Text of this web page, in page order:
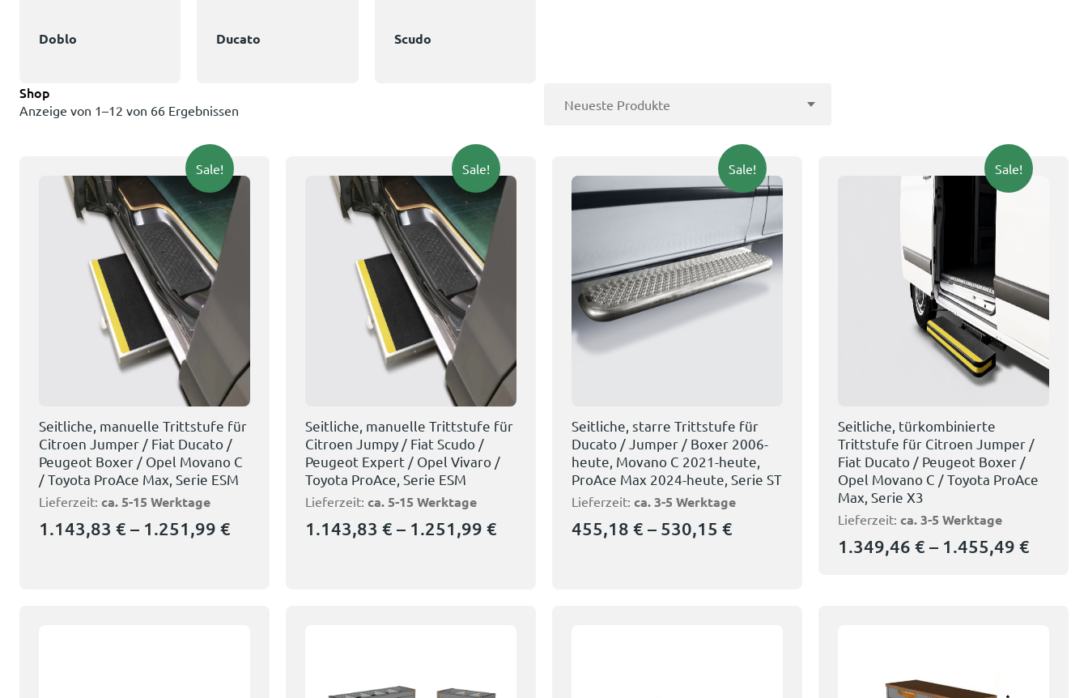
Doblo Ducato Scudo
Shop
Anzeige von 1–12 von 66 Ergebnissen
Sale!
Seitliche, manuelle Trittstufe für
Citroen Jumper / Fiat Ducato /
Peugeot Boxer / Opel Movano C
/ Toyota ProAce Max, Serie ESM
Lieferzeit: ca. 5-15 Werktage
1.143,83 € – 1.251,99 €
Sale!
Seitliche, manuelle Trittstufe für
Citroen Jumpy / Fiat Scudo /
Peugeot Expert / Opel Vivaro /
Toyota ProAce, Serie ESM
Lieferzeit: ca. 5-15 Werktage
1.143,83 € – 1.251,99 €
Sale!
Seitliche, starre Trittstufe für
Ducato / Jumper / Boxer 2006-
heute, Movano C 2021-heute,
ProAce Max 2024-heute, Serie ST
Lieferzeit: ca. 3-5 Werktage
455,18 € – 530,15 €
Sale!
Seitliche, türkombinierte
Trittstufe für Citroen Jumper /
Fiat Ducato / Peugeot Boxer /
Opel Movano C / Toyota ProAce
Max, Serie X3
Lieferzeit: ca. 3-5 Werktage
1.349,46 € – 1.455,49 €